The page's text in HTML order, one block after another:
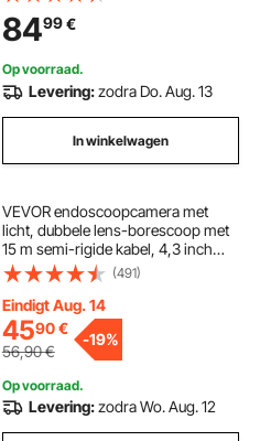
Vogelobservatiecamera met
Automatische Opname en Directe
Melding, Draadloos Buitencadeau
voor Vogelliefhebbers (Groen)
8499€
Op voorraad.
Levering:zodra Do. Aug. 13
In winkelwagen
VEVOR endoscoopcamera met
licht, dubbele lens-borescoop met
15 m semi-rigide kabel, 4,3 inch
scherm, 1080P inspectiecamera,
8+1 led-lampjes, 4x zoom, IP67
waterdichte slangencamera voor
auto's en loodgieterswerk
(491)
Eindigt Aug. 14
4590€
56,90€
-19%
Op voorraad.
Levering:zodra Wo. Aug. 12